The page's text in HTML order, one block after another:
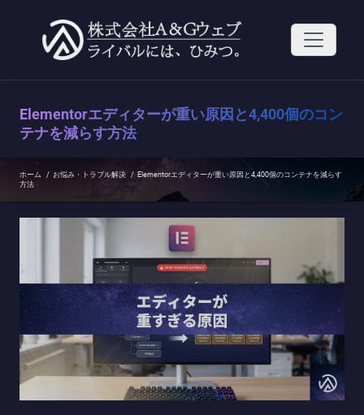
へ
Elementorエディターが重い原因と4,400個のコン
テナを減らす方法
ホーム / お悩み・トラブル解決 / Elementorエディターが重い原因と4,400個のコンテナを減らす
方法